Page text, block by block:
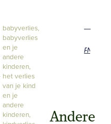
babyverlies,
babyverlies
en je
andere
kinderen,
het verlies
van je kind
en je
andere
kinderen,
Andere
Previous